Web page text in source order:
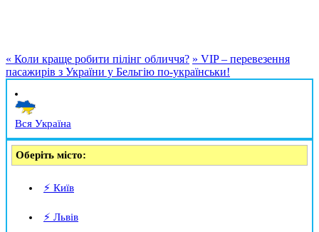
« Коли краще робити пілінг обличчя? » VIP – перевезення
пасажирів з України у Бельгію по-українськи!
Вся Україна
Оберіть місто:
⚡ Київ
⚡ Львів